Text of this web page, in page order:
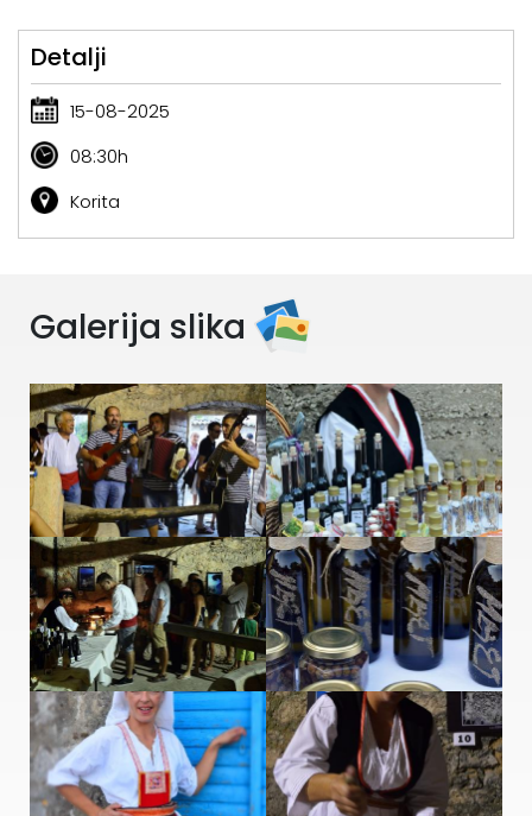
Detalji
15-08-2025
08:30h
Korita
Galerija slika